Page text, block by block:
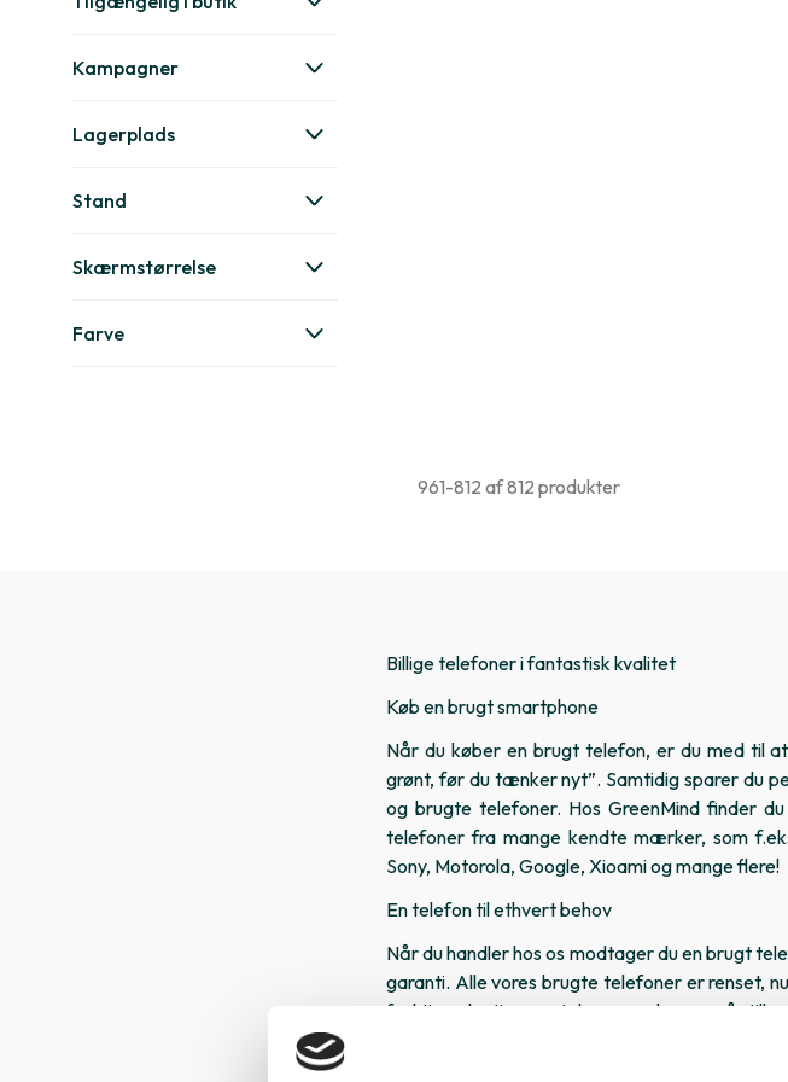
Kampagner
Lagerplads
Stand
Skærmstørrelse
Farve
961-812 af 812 produkter
Billige telefoner i fantastisk kvalitet
Køb en brugt smartphone
Når du køber en brugt telefon, er du med til
grønt, før du tænker nyt”. Samtidig sparer du
og brugte telefoner. Hos GreenMind finder
telefoner fra mange kendte mærker, som
Sony, Motorola, Google, Xioami og mange flere!
En telefon til ethvert behov
Når du handler hos os modtager du en brugt
garanti. Alle vores brugte telefoner er renset,
funktionsdygtig smartphone med mange år
Standen af en brugt telefon afhænger af det